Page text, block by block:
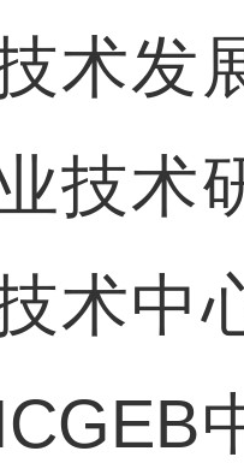
发展
技术
术中